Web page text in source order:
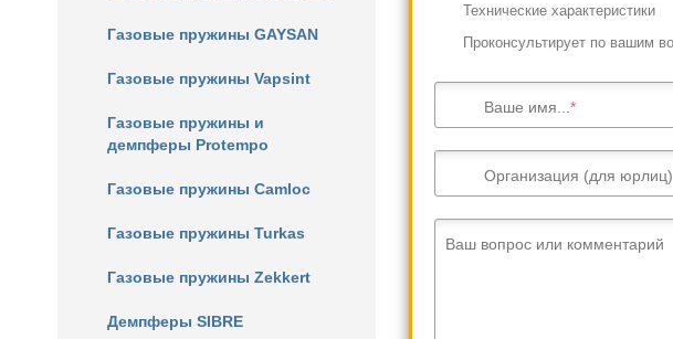
Газовые пружины GAYSAN
Газовые пружины Vapsint
Газовые пружины и
демпферы Protempo
Газовые пружины Camloc
Газовые пружины Turkas
Газовые пружины Zekkert
Демпферы SIBRE
Технические характеристики
Проконсультирует по вашим
Ваше имя...
Организация (для юрлиц)
Ваш вопрос или комментарий